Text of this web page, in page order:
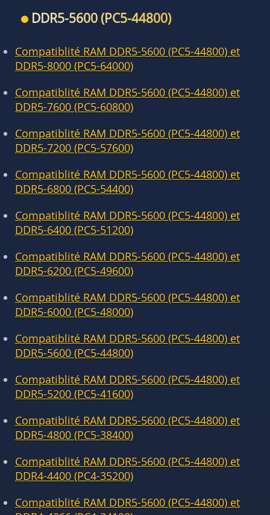
DDR5-5600 (PC5-44800)
Compatiblité RAM DDR5-5600 (PC5-44800) et
DDR5-8000 (PC5-64000)
Compatiblité RAM DDR5-5600 (PC5-44800) et
DDR5-7600 (PC5-60800)
Compatiblité RAM DDR5-5600 (PC5-44800) et
DDR5-7200 (PC5-57600)
Compatiblité RAM DDR5-5600 (PC5-44800) et
DDR5-6800 (PC5-54400)
Compatiblité RAM DDR5-5600 (PC5-44800) et
DDR5-6400 (PC5-51200)
Compatiblité RAM DDR5-5600 (PC5-44800) et
DDR5-6200 (PC5-49600)
Compatiblité RAM DDR5-5600 (PC5-44800) et
DDR5-6000 (PC5-48000)
Compatiblité RAM DDR5-5600 (PC5-44800) et
DDR5-5600 (PC5-44800)
Compatiblité RAM DDR5-5600 (PC5-44800) et
DDR5-5200 (PC5-41600)
Compatiblité RAM DDR5-5600 (PC5-44800) et
DDR5-4800 (PC5-38400)
Compatiblité RAM DDR5-5600 (PC5-44800) et
DDR4-4400 (PC4-35200)
Compatiblité RAM DDR5-5600 (PC5-44800) et